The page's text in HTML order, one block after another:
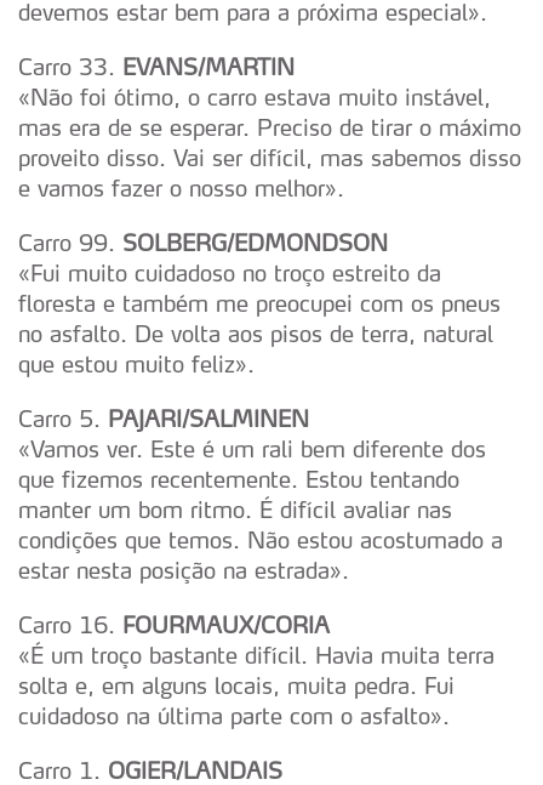
devemos estar bem para a próxima especial».
Carro 33. EVANS/MARTIN
«Não foi ótimo, o carro estava muito instável,
mas era de se esperar. Preciso de tirar o máximo
proveito disso. Vai ser difícil, mas sabemos disso
e vamos fazer o nosso melhor».
Carro 99. SOLBERG/EDMONDSON
«Fui muito cuidadoso no troço estreito da
floresta e também me preocupei com os pneus
no asfalto. De volta aos pisos de terra, natural
que estou muito feliz».
Carro 5. PAJARI/SALMINEN
«Vamos ver. Este é um rali bem diferente dos
que fizemos recentemente. Estou tentando
manter um bom ritmo. É difícil avaliar nas
condições que temos. Não estou acostumado a
estar nesta posição na estrada».
Carro 16. FOURMAUX/CORIA
«É um troço bastante difícil. Havia muita terra
solta e, em alguns locais, muita pedra. Fui
cuidadoso na última parte com o asfalto».
Carro 1. OGIER/LANDAIS